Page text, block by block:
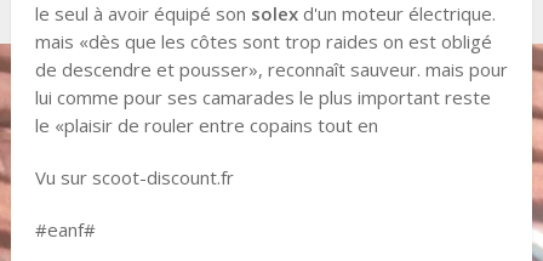
le seul à avoir équipé son solexd'un moteur électrique.
mais «dès que les côtes sont trop raides on est obligé
de descendre et pousser», reconnaît sauveur. mais pour
lui comme pour ses camarades le plus important reste
le «plaisir de rouler entre copains tout en
Vu sur scoot-discount.fr
#eanf#